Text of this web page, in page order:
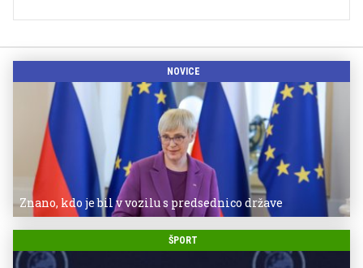
NOVICE
Znano, kdo je bil v vozilu s predsednico države
ŠPORT